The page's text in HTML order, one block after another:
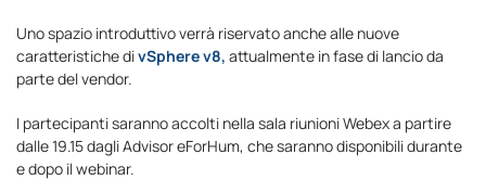
Uno spazio introduttivo verrà riservato anche alle nuove
caratteristiche divSphere v8, attualmente in fase di lancio da
parte del vendor.
I partecipanti saranno accolti nella sala riunioni Webex a partire
dalle 19.15 dagli Advisor eForHum, che saranno disponibili durante
e dopo il webinar.